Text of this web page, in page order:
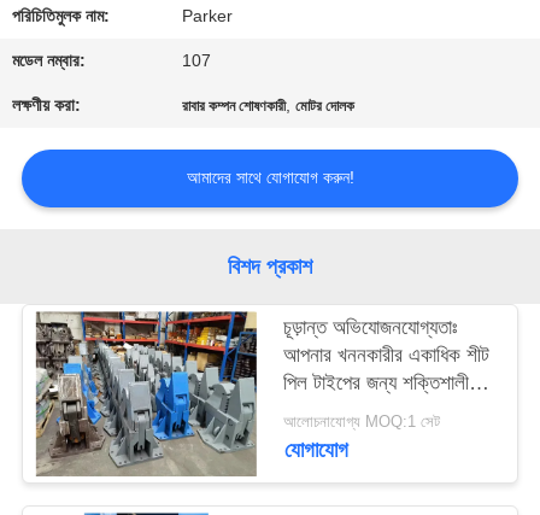
মান
নিয়ন্ত্রণ
যোগাযোগ
করুন
মামলা
উদ্ধৃতির
জন্য
আবেদন
পরিচিতিমুলক নাম: Parker
মডেল নম্বার: 107
লক্ষণীয় করা: রাবার কম্পন শোষণকারী,মোটর দোলক
আমাদের সাথে যোগাযোগ করুন!
বিশদ প্রকাশ
চূড়ান্ত অভিযোজনযোগ্যতাঃ
আপনার খননকারীর একাধিক শীট
পিল টাইপের জন্য শক্তিশালী
আলোচনাযোগ্য MOQ:1 সেট
যোগাযোগ